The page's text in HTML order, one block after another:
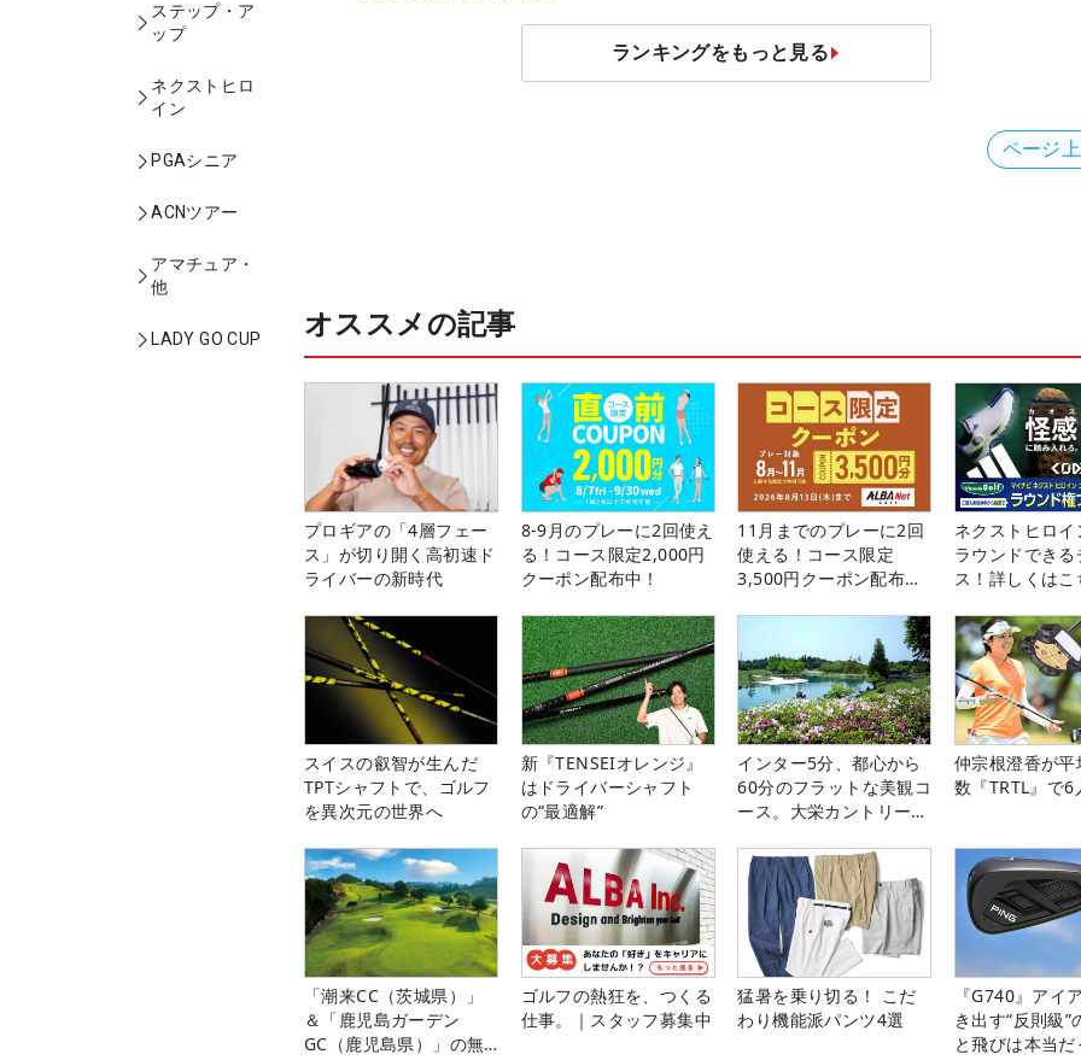
ステップ・ア
ップ
ネクストヒロ
イン
PGAシニア
ACNツアー
アマチュア・
他
LADY GO CUP
ランキングをもっと見る
ページ
オススメの記事
プロギアの「4層フェー
ス」が切り開く高初速ド
ライバーの新時代
8-9月のプレーに2回使え
る！コース限定2,000円
クーポン配布中！
11月までのプレーに2回
使える！コース限定
3,500円クーポン配布
ネクストヒロイ
ラウンドできる
ス！詳しくはこ
スイスの叡智が生んだ
TPTシャフトで、ゴルフ
を異次元の世界へ
新『TENSEIオレンジ』
はドライバーシャフト
の“最適解”
インター5分、都心から
60分のフラットな美観コ
ース。大栄カントリー俱
仲宗根澄香が平
数『TRTL』で6
「潮来CC（茨城県）」
＆「鹿児島ガーデン
GC（鹿児島県）」の無
ゴルフの熱狂を、つくる
仕事。｜スタッフ募集中
猛暑を乗り切る！ こだ
わり機能派パンツ4選
『G740』アイ
き出す“反則級”
と飛びは本当だ